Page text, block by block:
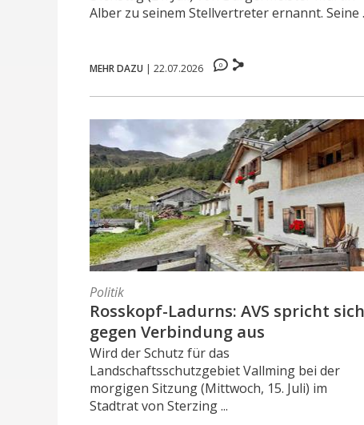
Alber zu seinem Stellvertreter ernannt. Seine
MEHR DAZU |22.07.2026 0
Politik
Rosskopf-Ladurns: AVS spricht sich
gegen Verbindung aus
Wird der Schutz für das
Landschaftsschutzgebiet Vallming bei der
morgigen Sitzung (Mittwoch, 15. Juli) im
Stadtrat von Sterzing ...